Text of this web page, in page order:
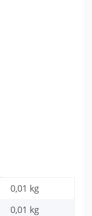
0,01 kg
0,01 kg